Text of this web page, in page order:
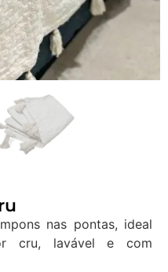
nas pontas, ideal
cru, lavável e com